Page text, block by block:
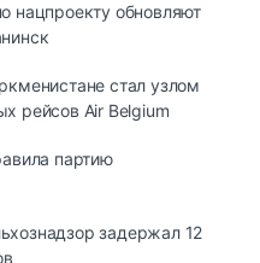
нацпроекту обновляют
стал узлом
рейсов Air Belgium
партию
задержал 12